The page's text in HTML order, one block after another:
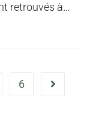
retrouvés à…
6